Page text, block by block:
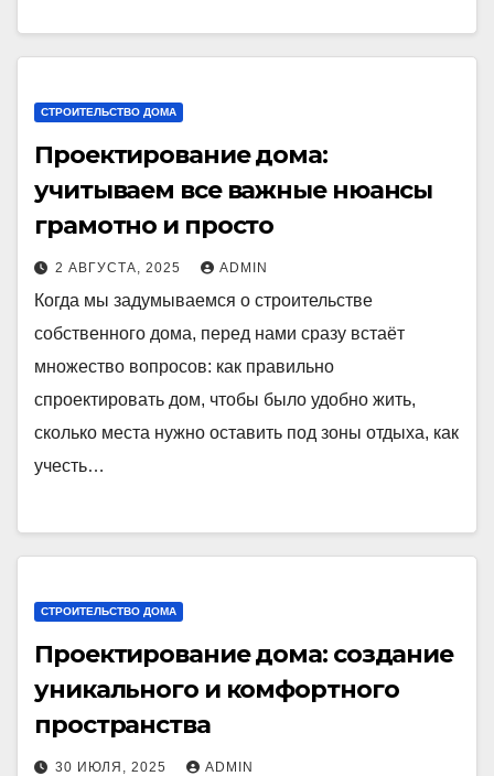
СТРОИТЕЛЬСТВО ДОМА
Проектирование дома:
учитываем все важные нюансы
грамотно и просто
2 АВГУСТА, 2025 ADMIN
Когда мы задумываемся о строительстве
собственного дома, перед нами сразу встаёт
множество вопросов: как правильно
спроектировать дом, чтобы было удобно жить,
сколько места нужно оставить под зоны отдыха, как
учесть…
СТРОИТЕЛЬСТВО ДОМА
Проектирование дома: создание
уникального и комфортного
пространства
30 ИЮЛЯ, 2025 ADMIN